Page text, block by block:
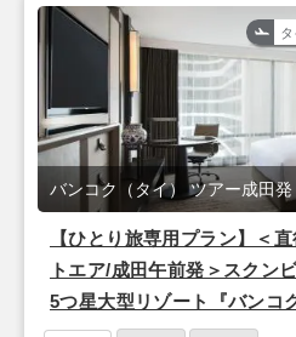
【ひとり旅専用プラン】＜
トエア/成田午前発＞スクン
5つ星大型リゾート『バンコ
イーンズパーク』バンコク2
バンコク（タイ） ツアー成田発